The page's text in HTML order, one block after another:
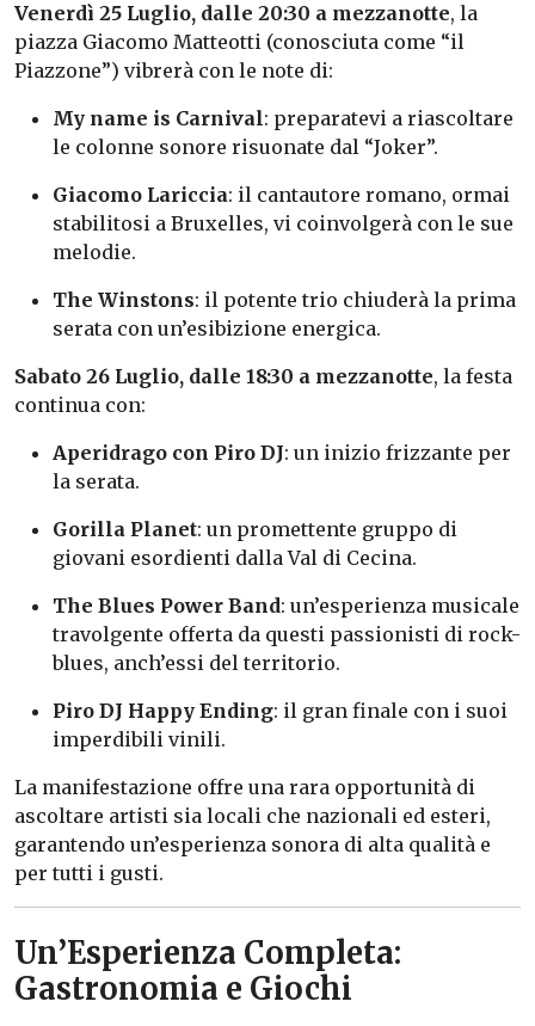
Venerdì 25 Luglio, dalle 20:30 a mezzanotte, la
piazza Giacomo Matteotti (conosciuta come “il
Piazzone”) vibrerà con le note di:
My name is Carnival: preparatevi a riascoltare
le colonne sonore risuonate dal “Joker”.
Giacomo Lariccia: il cantautore romano, ormai
stabilitosi a Bruxelles, vi coinvolgerà con le sue
melodie.
The Winstons: il potente trio chiuderà la prima
serata con un’esibizione energica.
Sabato 26 Luglio, dalle 18:30 a mezzanotte, la festa
continua con:
Aperidrago con Piro DJ: un inizio frizzante per
la serata.
Gorilla Planet: un promettente gruppo di
giovani esordienti dalla Val di Cecina.
The Blues Power Band: un’esperienza musicale
travolgente offerta da questi passionisti di rock-
blues, anch’essi del territorio.
Piro DJ Happy Ending: il gran finale con i suoi
imperdibili vinili.
La manifestazione offre una rara opportunità di
ascoltare artisti sia locali che nazionali ed esteri,
garantendo un’esperienza sonora di alta qualità e
per tutti i gusti.
Un’Esperienza Completa:
Gastronomia e Giochi